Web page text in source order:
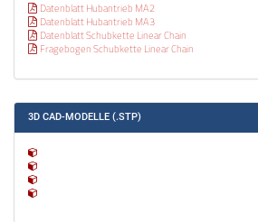
Datenblatt Hubantrieb MA2
Datenblatt Hubantrieb MA3
Datenblatt Schubkette Linear Chain
Fragebogen Schubkette Linear Chain
3D CAD-MODELLE (.STP)